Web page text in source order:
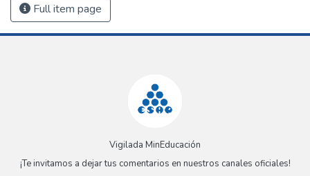
Full item page
Vigilada MinEducación
¡Te invitamos a dejar tus comentarios en nuestros canales oficiales!